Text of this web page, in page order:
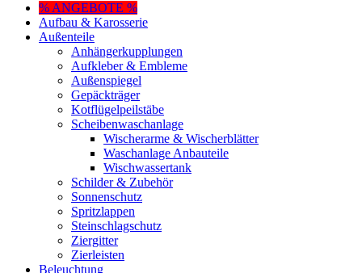
% ANGEBOTE %
Aufbau & Karosserie
Außenteile
Anhängerkupplungen
Aufkleber & Embleme
Außenspiegel
Gepäckträger
Kotflügelpeilstäbe
Scheibenwaschanlage
Wischerarme & Wischerblätter
Waschanlage Anbauteile
Wischwassertank
Schilder & Zubehör
Sonnenschutz
Spritzlappen
Steinschlagschutz
Ziergitter
Zierleisten
Beleuchtung